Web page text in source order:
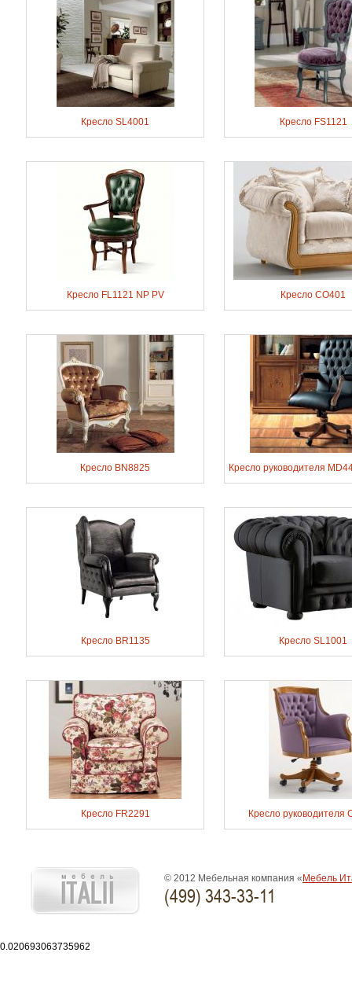
Кресло SL4001 Кресло FS1121
Кресло FL1121 NP PV Кресло CO401
Кресло BN8825 Кресло руководителя
Кресло BR1135 Кресло SL1001
Кресло FR2291 Кресло руководителя
© 2012 Мебельная компания « Мебель
(499) 343-33-11
0.020693063735962